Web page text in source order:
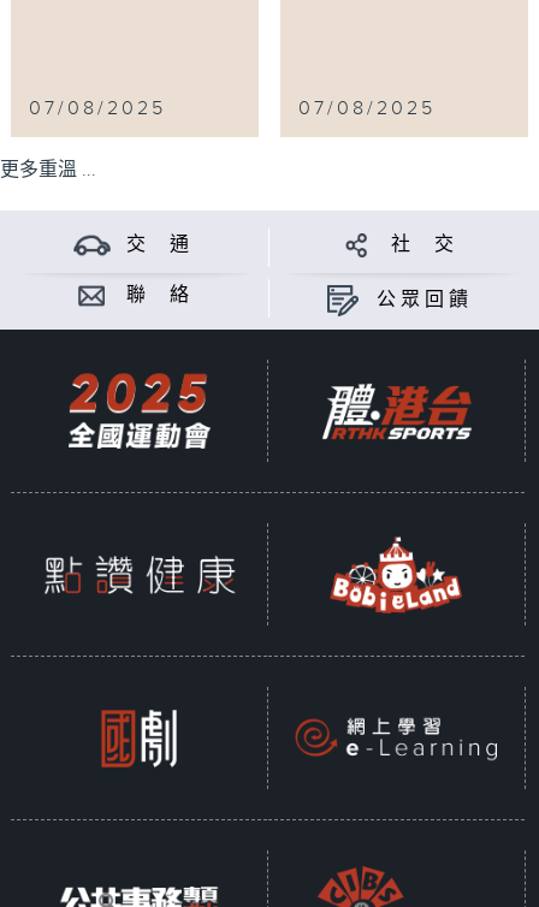
07/08/2025 07/08/2025
更多重溫 ...
交 通 社 交
聯 絡 公眾回饋